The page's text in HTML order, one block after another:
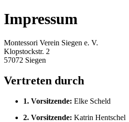
Impressum
Montessori Verein Siegen e. V.
Klopstockstr. 2
57072 Siegen
Vertreten durch
1. Vorsitzende: Elke Scheld
2. Vorsitzende: Katrin Hentschel